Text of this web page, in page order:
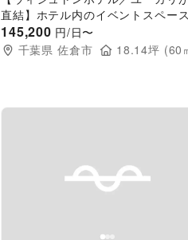
直結】ホテル内のイベントスペー
修、会議、展示会、セミナーに最適
145,200 円/日〜
千葉県 佐倉市 18.14坪 (60
Previous slide